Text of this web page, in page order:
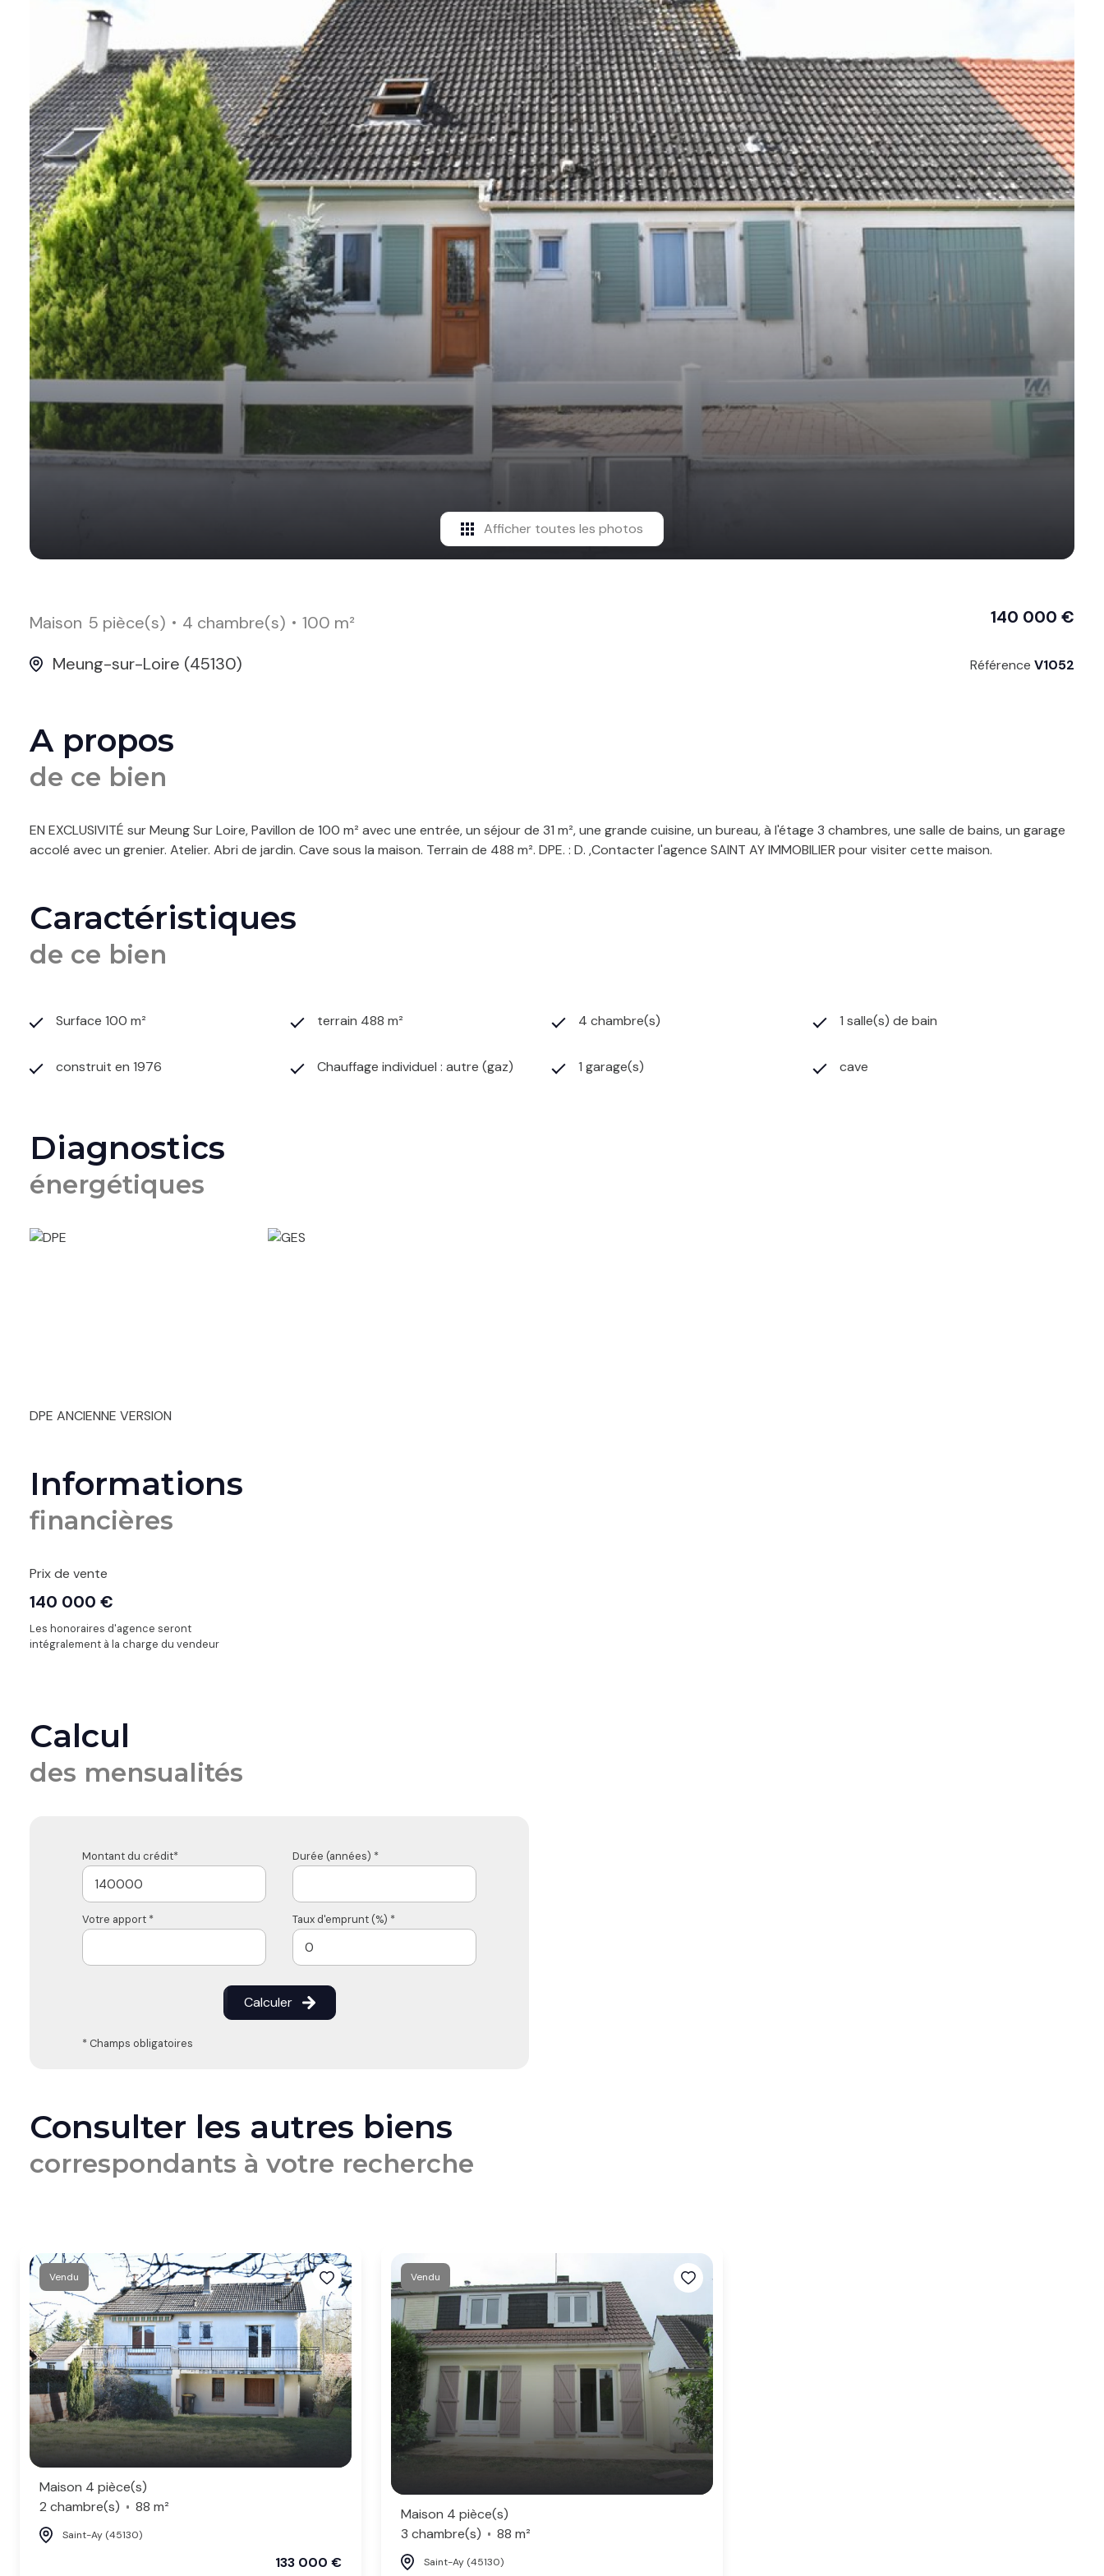
contact
Afficher toutes les photos
Maison 5 pièce(s) 4 chambre(s)
100 m²
Meung-sur-Loire (45130)
140 000 €
Référence V1052
A propos
de ce bien
EN EXCLUSIVITÉ sur Meung Sur Loire, Pavillon de 100 m² avec une entrée, un séjour de 31 m², une grande cuisine, un bureau, à l'étage 3 chambres, une salle de bains, un garage
accolé avec un grenier. Atelier. Abri de jardin. Cave sous la maison. Terrain de 488 m². DPE. : D. ,Contacter l'agence SAINT AY IMMOBILIER pour visiter cette maison.
Caractéristiques
de ce bien
Surface 100 m² terrain 488 m² 4 chambre(s) 1 salle(s) de bain
construit en 1976 Chauffage individuel : autre (gaz) 1 garage(s) cave
Diagnostics
énergétiques
DPE ANCIENNE VERSION
Informations
financières
Prix de vente
140 000 €
Les honoraires d'agence seront
intégralement à la charge du vendeur
Calcul
des mensualités
Montant du crédit* Durée (années) *
Votre apport * Taux d'emprunt (%) *
Calculer
* Champs obligatoires
Consulter les autres biens
correspondants à votre recherche
Vendu
Maison 4 pièce(s)
2 chambre(s)
88 m²
Saint-Ay (45130)
133 000 €
Vendu
Maison 4 pièce(s)
3 chambre(s)
88 m²
Saint-Ay (45130)